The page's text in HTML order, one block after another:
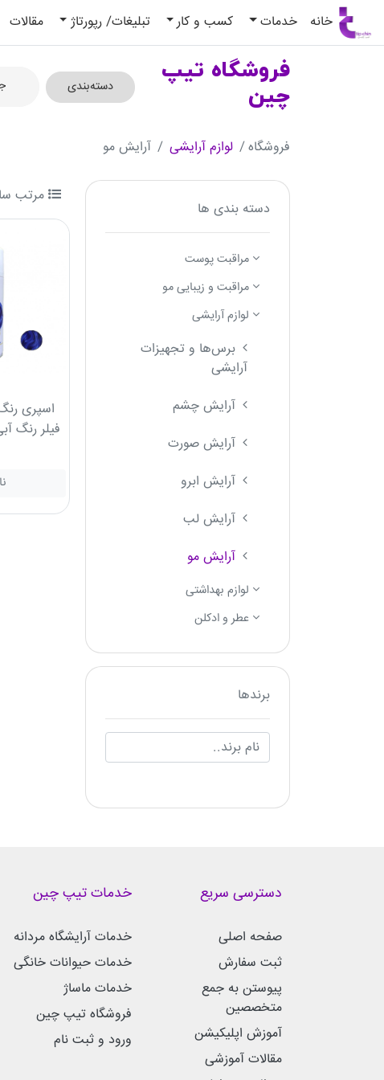
خانه خدمات کسب و کار تبلیغات/ رپورتاژ مقالات
فروشگاه تیپ
چین
دسته‌بندی
فروشگاه لوازم آرایشی آرایش مو
دسته بندی ها
مراقبت پوست
مراقبت و زیبایی مو
لوازم آرایشی
برس‌ها و تجهیزات
آرایشی
آرایش چشم
آرایش صورت
آرایش ابرو
آرایش لب
آرایش مو
لوازم بهداشتی
عطر و ادکلن
برندها
مرتب
اسپری
دسترسی سریع
صفحه اصلی
ثبت سفارش
پیوستن به جمع
متخصصین
آموزش اپلیکیشن
مقالات آموزشی
خدمات تیپ چین
خدمات آرایشگاه مردانه
خدمات حیوانات خانگی
خدمات ماساژ
فروشگاه تیپ چین
ورود و ثبت نام